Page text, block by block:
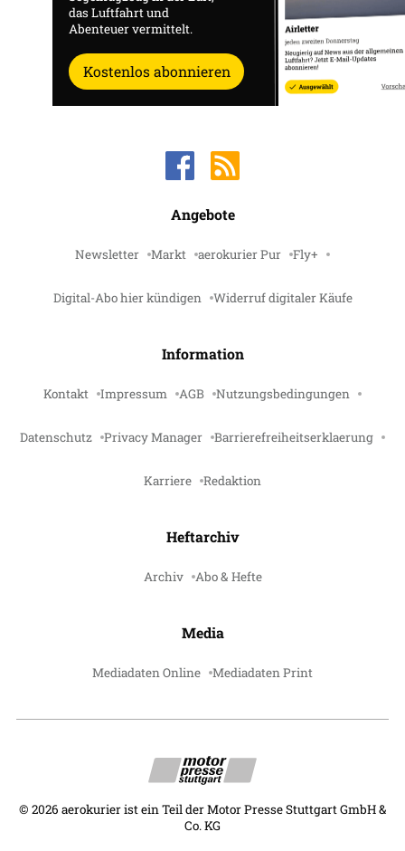
das Luftfahrt und
Abenteuer vermittelt.
Kostenlos abonnieren
Angebote
Newsletter Markt aerokurier Pur Fly+
Digital-Abo hier kündigen Widerruf digitaler Käufe
Information
Kontakt Impressum AGB Nutzungsbedingungen
Datenschutz Privacy Manager Barrierefreiheitserklaerung
Karriere Redaktion
Heftarchiv
Archiv Abo & Hefte
Media
Mediadaten Online Mediadaten Print
© 2026 aerokurier ist ein Teil der Motor Presse Stuttgart GmbH &
Co. KG